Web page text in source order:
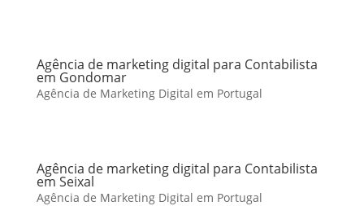
Agência de marketing digital para Contabilista
em Gondomar
Agência de Marketing Digital em Portugal
Agência de marketing digital para Contabilista
em Seixal
Agência de Marketing Digital em Portugal